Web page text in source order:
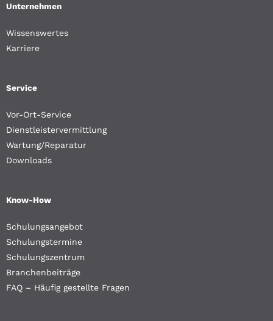
Unternehmen
Wissenswertes
Karriere
Service
Vor-Ort-Service
Dienstleistervermittlung
Wartung/Reparatur
Downloads
Know-How
Schulungsangebot
Schulungstermine
Schulungszentrum
Branchenbeiträge
FAQ – Häufig gestellte Fragen